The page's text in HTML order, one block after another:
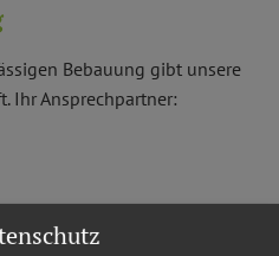
Bebauung gibt unsere
Ihr Ansprechpartner: